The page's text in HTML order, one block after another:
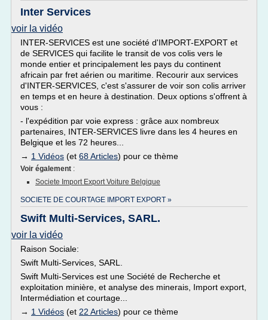
Inter Services
voir la vidéo
INTER-SERVICES est une société d'IMPORT-EXPORT et
de SERVICES qui facilite le transit de vos colis vers le
monde entier et principalement les pays du continent
africain par fret aérien ou maritime. Recourir aux services
d'INTER-SERVICES, c'est s'assurer de voir son colis arriver
en temps et en heure à destination. Deux options s'offrent à
vous :
- l'expédition par voie express : grâce aux nombreux
partenaires, INTER-SERVICES livre dans les 4 heures en
Belgique et les 72 heures...
→ 1 Vidéos (et 68 Articles) pour ce thème
Voir également :
Societe Import Export Voiture Belgique
SOCIETE DE COURTAGE IMPORT EXPORT »
Swift Multi-Services, SARL.
voir la vidéo
Raison Sociale:
Swift Multi-Services, SARL.
Swift Multi-Services est une Société de Recherche et
exploitation minière, et analyse des minerais, Import export,
Intermédiation et courtage...
→ 1 Vidéos (et 22 Articles) pour ce thème